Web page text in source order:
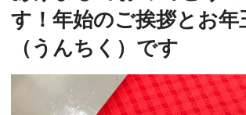
す！年始のご挨拶とお年
（うんちく）です